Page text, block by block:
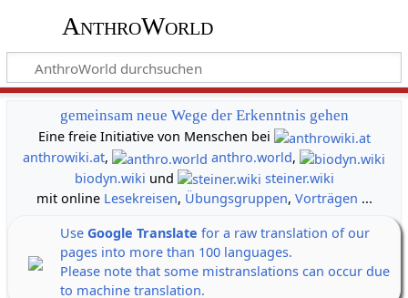
AnthroWorld
gemeinsam neue Wege der Erkenntnis gehen
Eine freie Initiative von Menschen bei
anthrowiki.at, anthro.world,
biodyn.wiki und
steiner.wiki
mit online Lesekreisen, Übungsgruppen, Vorträgen ...
Use Google Translate for a raw translation of our
pages into more than 100 languages.
Please note that some mistranslations can occur due
to machine translation.